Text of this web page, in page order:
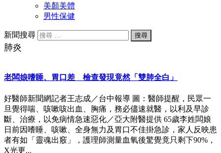
美顏美體
男性保健
新聞搜尋
肺炎
老闆娘嗜睡、胃口差 檢查發現竟然「雙肺全白」
好醫師新聞網記者王志成／台中報導 圖：醫師提醒，民眾一
旦覺得喘、咳嗽咳出血、胸痛，務必儘速就醫，以利及早診
斷、治療，以免病情急速惡化／亞大附醫提供 65歲李姓闆娘
日前因嗜睡、咳嗽、全身無力及胃口不佳掛急診，家人反映患
者有如「靈魂出竅」，護理師測量血氧後驚覺竟只剩下90%，
X光更...